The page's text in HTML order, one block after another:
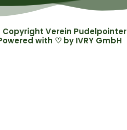
Copyright Verein Pudelpointer
with ♡ by IVRY GmbH